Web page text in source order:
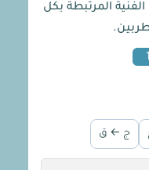
الفنية المرتبطة بكل
1
ج ← ق